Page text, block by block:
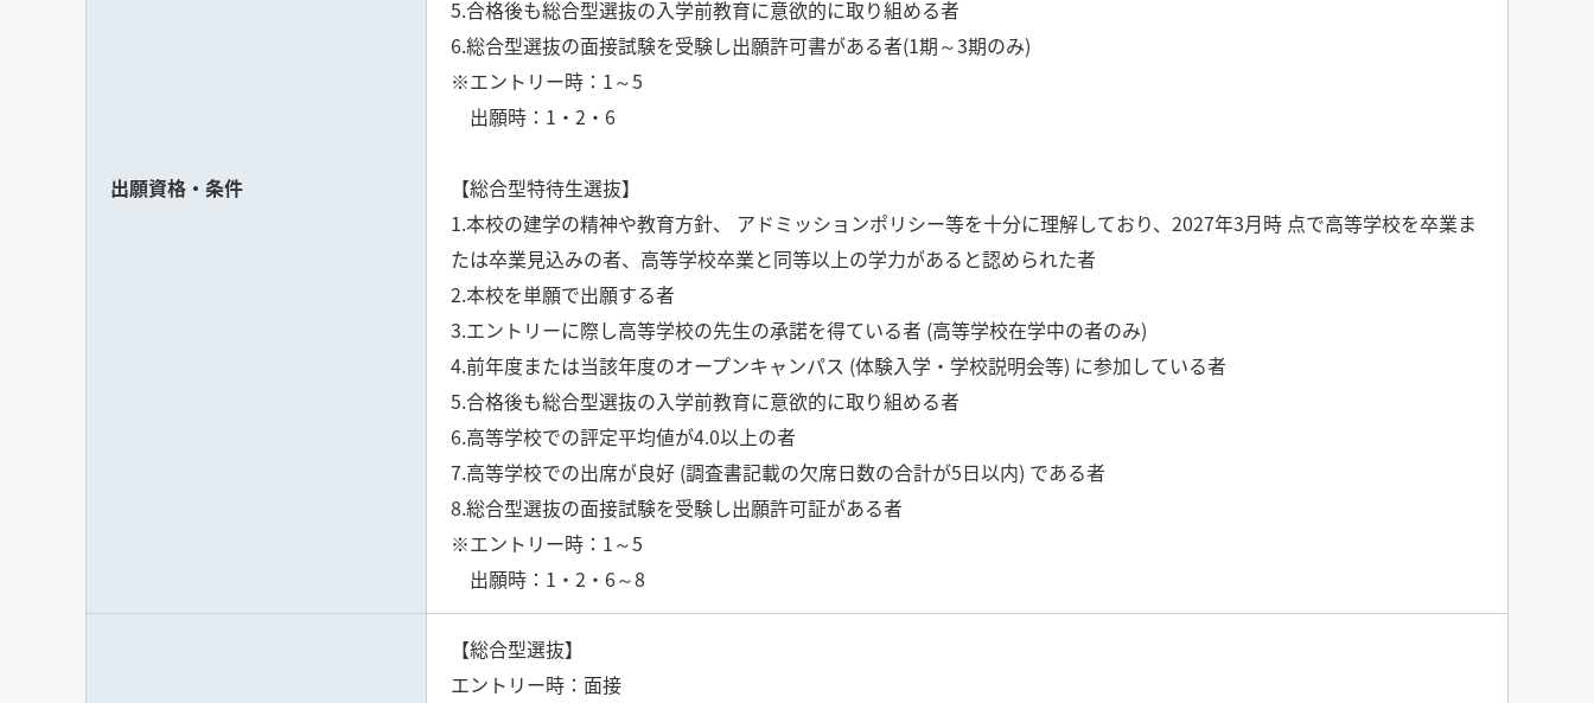
出願資格・条件
5.合格後も総合型選抜の入学前教育に意欲的に取り組める者
6.総合型選抜の面接試験を受験し出願許可書がある者(1期～3期のみ)
※エントリー時：1～5
出願時：1・2・6
【総合型特待生選抜】
1.本校の建学の精神や教育方針、 アドミッションポリシー等を十分に理解しており、2027年3月時 点で高等学校を卒業ま
たは卒業見込みの者、高等学校卒業と同等以上の学力があると認められた者
2.本校を単願で出願する者
3.エントリーに際し高等学校の先生の承諾を得ている者 (高等学校在学中の者のみ)
4.前年度または当該年度のオープンキャンパス (体験入学・学校説明会等) に参加している者
5.合格後も総合型選抜の入学前教育に意欲的に取り組める者
6.高等学校での評定平均値が4.0以上の者
7.高等学校での出席が良好 (調査書記載の欠席日数の合計が5日以内) である者
8.総合型選抜の面接試験を受験し出願許可証がある者
※エントリー時：1～5
出願時：1・2・6～8
【総合型選抜】
エントリー時：面接